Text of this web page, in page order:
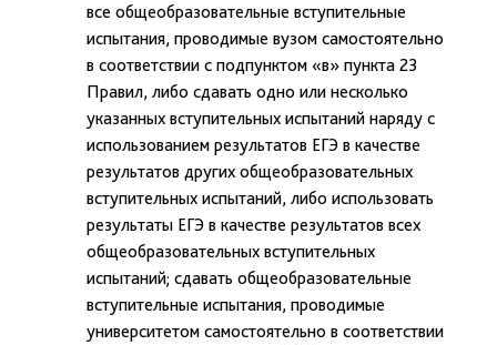
все общеобразовательные вступительные
испытания, проводимые вузом самостоятельно
в соответствии с подпунктом «в» пункта 23
Правил, либо сдавать одно или несколько
указанных вступительных испытаний наряду с
использованием результатов ЕГЭ в качестве
результатов других общеобразовательных
вступительных испытаний, либо использовать
результаты ЕГЭ в качестве результатов всех
общеобразовательных вступительных
испытаний; сдавать общеобразовательные
вступительные испытания, проводимые
университетом самостоятельно в соответствии